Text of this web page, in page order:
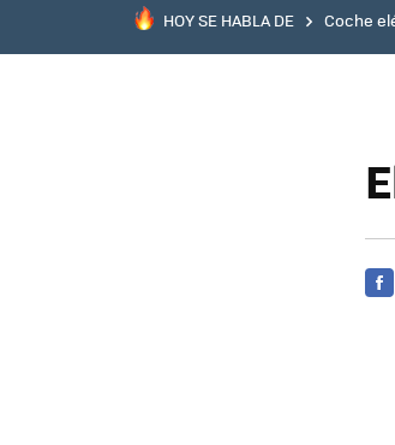
HOY SE HABLA DE Coche